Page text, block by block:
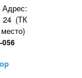
24 (ТК
056